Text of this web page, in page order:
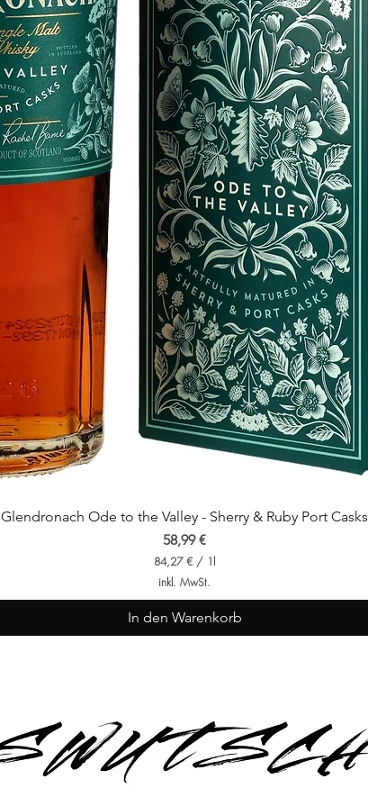
Glendronach Ode to the Valley - Sherry & Ruby Port Casks
Preis
58,99 €
84,27 € / 1l
8
4
,
2
i
t
e
inkl. MwSt.
In den Warenkorb